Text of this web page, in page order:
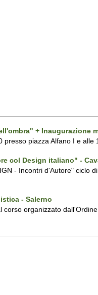
+ Inaugurazione
piazza Alfano I e
col Design italiano" -
- Incontri d'Autore" ciclo
- Salerno
organizzato